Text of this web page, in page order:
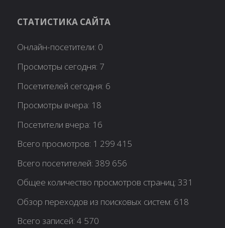
СТАТИСТИКА САЙТА
Онлайн-посетители: 0
Просмотры сегодня: 7
Посетителей сегодня: 6
Просмотры вчера: 18
Посетители вчера: 16
Всего просмотров: 1 299 415
Всего посетителей:389 656
Общее количество просмотров страниц:331
Обзор переходов из поисковых систем: 618
Всего записей:4 570